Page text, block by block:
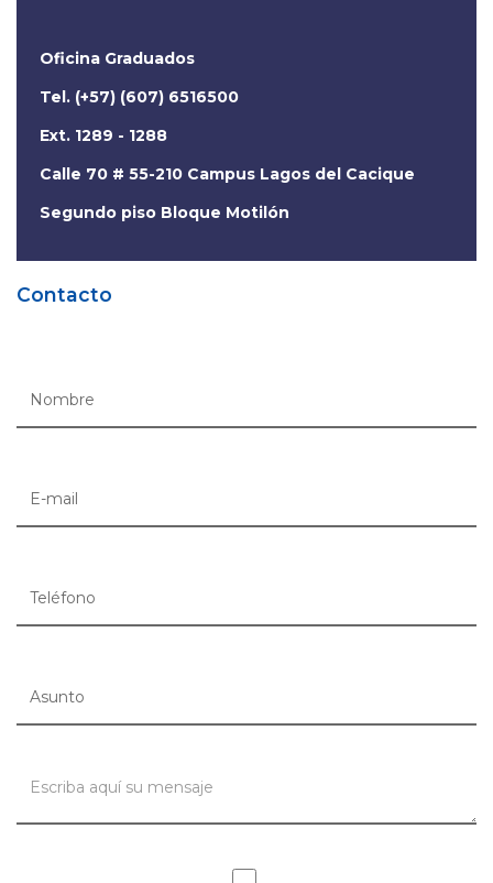
Oficina Graduados
Tel. (+57) (607) 6516500
Ext. 1289 - 1288
Calle 70 # 55-210 Campus Lagos del Cacique
Segundo piso Bloque Motilón
Contacto